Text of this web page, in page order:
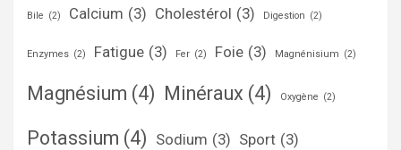
Bile (2) Calcium (3) Cholestérol (3) Digestion (2)
Enzymes (2) Fatigue (3) Fer (2) Foie (3) Magnénisium (2)
Magnésium (4) Minéraux (4) Oxygène (2)
Potassium (4) Sodium (3) Sport (3)